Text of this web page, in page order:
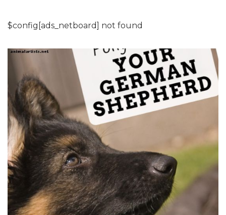
$config[ads_netboard] not found